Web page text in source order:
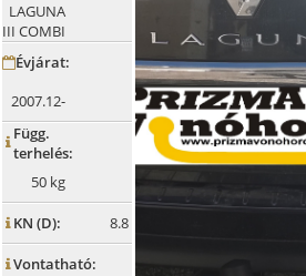
LAGUNA
III COMBI
Évjárat:
2007.12-
 Függ.
terhelés:
50 kg
 KN (D): 8.8
Vontatható: